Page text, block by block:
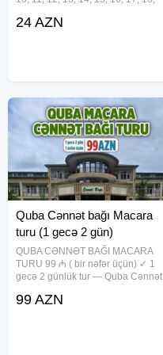
28, 29, 30, 31 Avqust •Turun
24 AZN
Quba Cənnət bağı Macara
turu (1 gecə 2 gün)
QUBA CƏNNƏT BAĞI MACARA
TURU 99 ₼ ( bir nəfər üçün) ✓ 1
gecə 2 günlük tur — Quba Cənnət
20, 26-27 İyul 2-3, 9-10, 23-24, 30-
99 AZN